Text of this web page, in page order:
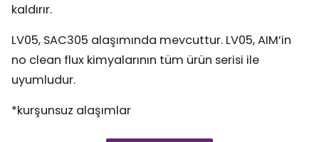
kaldırır.
LV05, SAC305 alaşımında mevcuttur. LV05, AIM’in
no clean flux kimyalarının tüm ürün serisi ile
uyumludur.
*kurşunsuz alaşımlar